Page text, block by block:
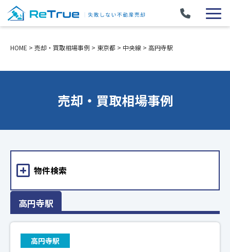
HOME > 売却・買取相場事例 > 東京都 > 中央線 > 高円寺駅
売却・買取相場事例
高円寺駅
高円寺駅
物件検索